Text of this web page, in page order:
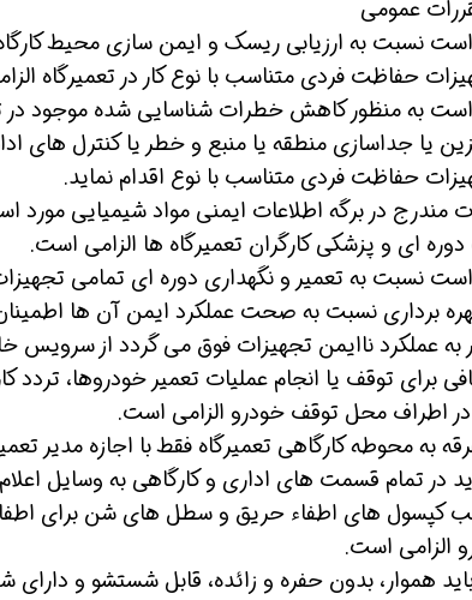
عمومی
نسبت به ارزیابی ریسک و ایمن سازی محیط کارگاه
حفاظت فردی متناسب با نوع کار در تعمیرگاه
است به منظور کاهش خطرات شناسایی شده موجود در
یا جداسازی منطقه یا منبع و خطر یا کنترل های
حفاظت فردی متناسب با نوع اقدام نماید.
مندرج در برگه اطلاعات ایمنی مواد شیمیایی مورد
دوره ای و پزشکی کارگران تعمیرگاه ها الزامی است.
نسبت به تعمیر و نگهداری دوره ای تمامی
برداری نسبت به صحت عملکرد ایمن آن ها
عملکرد ناایمن تجهیزات فوق می گردد از سرویس
برای توقف یا انجام عملیات تعمیر خودروها، تردد
در اطراف محل توقف خودرو الزامی است.
به محوطه کارگاهی تعمیرگاه فقط با اجازه مدیر
در تمام قسمت های اداری و کارگاهی به وسایل
کپسول های اطفاء حریق و سطل های شن برای
الزامی است.
هموار، بدون حفره و زائده، قابل شستشو و